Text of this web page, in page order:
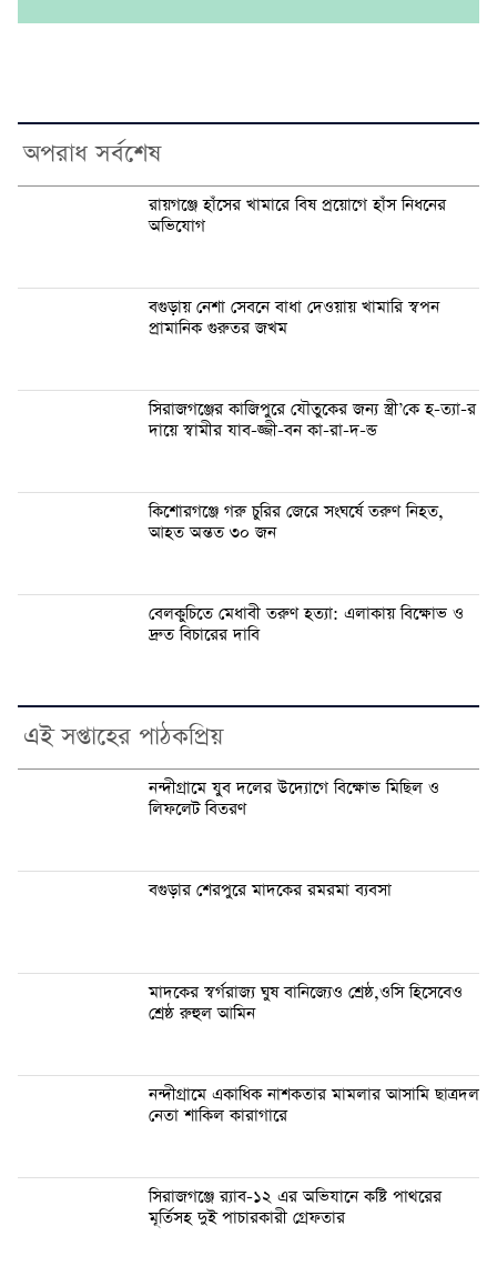
অপরাধ সর্বশেষ
রায়গঞ্জে হাঁসের খামারে বিষ প্রয়োগে হাঁস নিধনের
অভিযোগ
বগুড়ায় নেশা সেবনে বাধা দেওয়ায় খামারি স্বপন
প্রামানিক গুরুতর জখম
সিরাজগঞ্জের কাজিপুরে যৌতুকের জন্য স্ত্রী’কে হ-ত্যা-র
দায়ে স্বামীর যাব-জ্জী-বন কা-রা-দ-ন্ড
কিশোরগঞ্জে গরু চুরির জেরে সংঘর্ষে তরুণ নিহত,
আহত অন্তত ৩০ জন
বেলকুচিতে মেধাবী তরুণ হত্যা: এলাকায় বিক্ষোভ ও
দ্রুত বিচারের দাবি
এই সপ্তাহের পাঠকপ্রিয়
নন্দীগ্রামে যুব দলের উদ্যোগে বিক্ষোভ মিছিল ও
লিফলেট বিতরণ
বগুড়ার শেরপুরে মাদকের রমরমা ব্যবসা
মাদকের স্বর্গরাজ্য ঘুষ বানিজ্যেও শ্রেষ্ঠ,ওসি হিসেবেও
শ্রেষ্ঠ রুহুল আমিন
নন্দীগ্রামে একাধিক নাশকতার মামলার আসামি ছাত্রদল
নেতা শাকিল কারাগারে
সিরাজগঞ্জে র‍্যাব-১২ এর অভিযানে কষ্টি পাথরের
মূর্তিসহ দুই পাচারকারী গ্রেফতার